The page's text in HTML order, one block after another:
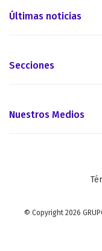
Últimas noticias
Secciones
Nuestros Medios
© Copyright 2026